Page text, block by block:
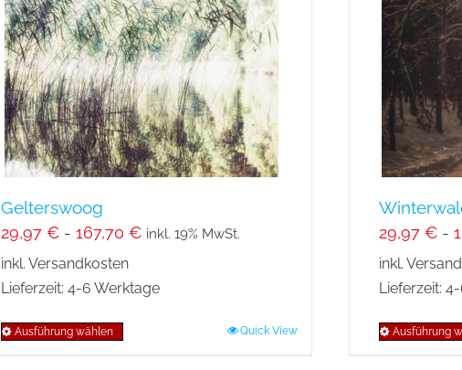
Gelterswoog
29,97€ -167,70€ inkl. 19% MwSt.
inkl. Versandkosten
Lieferzeit:4-6 Werktage
Ausführung wählen Quick View
29,97 €-
inkl.
Lieferzeit:
Ausführung